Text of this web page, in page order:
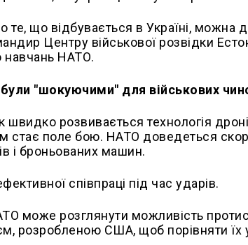
що відбувається в Україні, можна
Центру військової розвідки
навчань НАТО.
"шокуючими" для військових
розвивається технологія
стає поле бою. НАТО доведеться
і броньованих машин.
співпраці під час ударів.
може розглянути можливість
розробленою США, щоб порівняти їх